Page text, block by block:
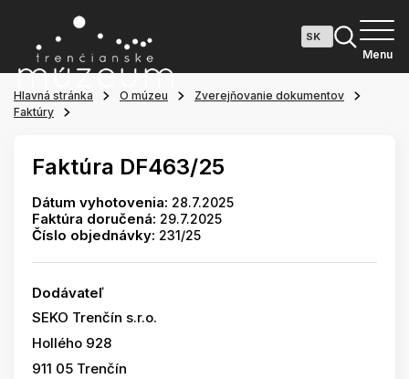
Menu
Hlavná stránka O múzeu
Zverejňovanie dokumentov
Faktúry
Faktúra DF463/25
Dátum vyhotovenia: 28.7.2025
Faktúra doručená: 29.7.2025
Číslo objednávky: 231/25
Dodávateľ
SEKO Trenčín s.r.o.
Hollého 928
911 05 Trenčín